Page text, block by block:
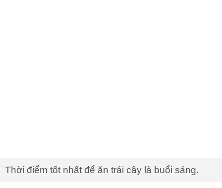
Thời điểm tốt nhất để ăn trái cây là buổi sáng.